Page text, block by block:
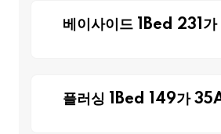
베이사이드 1Bed 231
플러싱 1Bed 149가